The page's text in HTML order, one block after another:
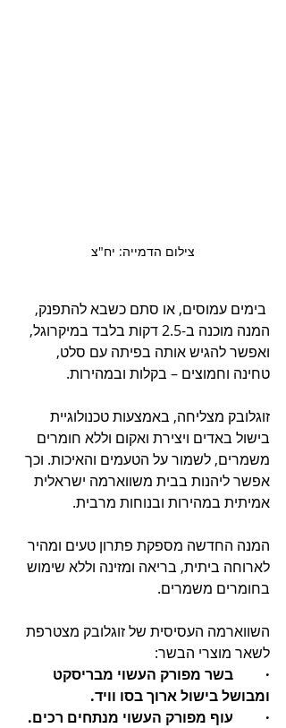
צילום הדמייה: יח"צ
בימים עמוסים, או סתם כשבא להתפנק,
המנה מוכנה ב-2.5 דקות בלבד במיקרוגל,
ואפשר להגיש אותה בפיתה עם סלט,
טחינה וחמוצים – בקלות ובמהירות.
זוגלובק מצליחה, באמצעות טכנולוגיית
בישול באדים ויצירת ואקום וללא חומרים
משמרים, לשמור על הטעמים והאיכות. וכך
אפשר ליהנות בבית משווארמה ישראלית
אמיתית במהירות ובנוחות מרבית.
המנה החדשה מספקת פתרון טעים ומהיר
לארוחה ביתית, בריאה ומזינה וללא שימוש
בחומרים משמרים.
השווארמה העסיסית של זוגלובק מצטרפת
לשאר מוצרי הבשר:
·         בשר מפורק העשוי מבריסקט
ומבושל בישול ארוך בסו וויד.
·         עוף מפורק העשוי מנתחים רכים.